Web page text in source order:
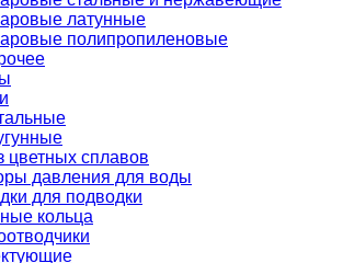
латунные
полипропиленовые
цветных сплавов
давления для воды
для подводки
кольца